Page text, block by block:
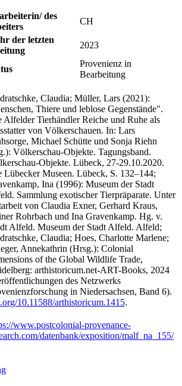
des
CH
der letzten
2023
Provenienz in
Bearbeitung
Claudia; Müller, Lars (2021):
Thiere und leblose Gegenstände".
Alfelder Tierhändler Reiche und Ruhe als
von Völkerschauen. In: Lars
Michael Schütte und Sonja Riehn
Völkerschau-Objekte. Tagungsband.
Objekte. Lübeck, 27-29.10.2020.
Lübecker Museen. Lübeck, S. 132–144;
Ina (1996): Museum der Stadt
Sammlung exotischer Tierpräparate. Unter
von Claudia Exner, Gerhard Kraus,
Rohrbach und Ina Gravenkamp. Hg. v.
Alfeld. Museum der Stadt Alfeld. Alfeld;
Claudia; Hoes, Charlotte Marlene;
Annekathrin (Hrsg.): Colonial
of the Global Wildlife Trade,
arthistoricum.net-ART-Books, 2024
des Netzwerks
in Niedersachsen, Band 6).
10.11588/arthistoricum.1415.
www.postcolonial-provenance-
datenbank/exposition/malf_na_155/